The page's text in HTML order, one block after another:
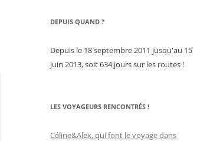
DEPUIS QUAND ?
Depuis le 18 septembre 2011 jusqu'au 15
juin 2013, soit 634 jours sur les routes !
LES VOYAGEURS RENCONTRÉS !
Céline&Alex, qui font le voyage dans